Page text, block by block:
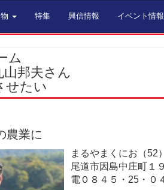
特集 興信情報 イベント情報
ム
邦夫さん
せたい
農業に
まるやまくにお（52）
尾道市因島中庄町１
電０８４５・25・０